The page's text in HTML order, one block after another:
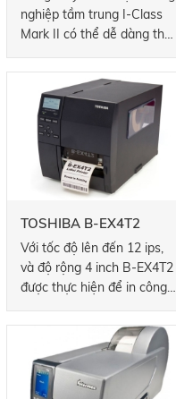
nghiệp tầm trung I-Class
Mark II có thể dễ dàng theo
nhãn tốc độ cao. Với bộ xử
lý hiện đại, tốc độ in của
máy in rất nhanh. Và nhờ
thiết kế mô-đun, bạn có thể
dễ dàng thêm và / hoặc
thay đổi các tùy chọn máy
in để nâng cấp và cấu hình
của bạn phát triển.
TOSHIBA B-EX4T2
Với tốc độ lên đến 12 ips,
và độ rộng 4 inch B-EX4T2
được thực hiện để in công
Nâng cao sức mạnh xử lý
không chỉ đảm bảo đầu ra
nhanh, mà còn thông lượng
hiệu quả.